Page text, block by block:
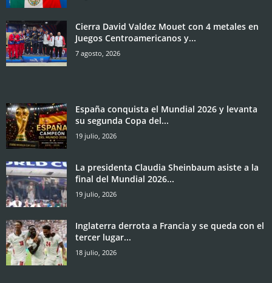
Cierra David Valdez Mouet con 4 metales en
Juegos Centroamericanos y...
7 agosto, 2026
España conquista el Mundial 2026 y levanta
su segunda Copa del...
19 julio, 2026
La presidenta Claudia Sheinbaum asiste a la
final del Mundial 2026...
19 julio, 2026
Inglaterra derrota a Francia y se queda con el
tercer lugar...
18 julio, 2026